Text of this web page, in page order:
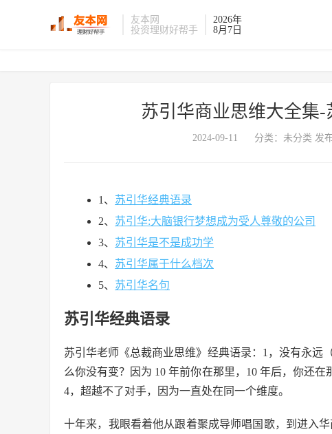
友本网
投资理财好帮手
2026年
8月7日
苏引华商业思维大全集-
2024-09-11 分类：未分类 发布
1、 苏引华经典语录
2、 苏引华:大脑银行梦想成为受人尊敬的公司
3、 苏引华是不是成功学
4、 苏引华属于什么档次
5、 苏引华名句
苏引华经典语录
苏引华老师《总裁商业思维》经典语录：1，没有永远
么你没有变？因为 10 年前你在那里，10 年后，你还
4，超越不了对手，因为一直处在同一个维度。
十年来，我眼看着他从跟着聚成导师唱国歌，到进入